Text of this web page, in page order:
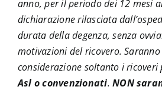
anno, per il periodo dei 12 mesi
dichiarazione rilasciata
durata della degenza, senza
motivazioni del ricovero.
considerazione soltanto i
Asl o convenzionati.NON